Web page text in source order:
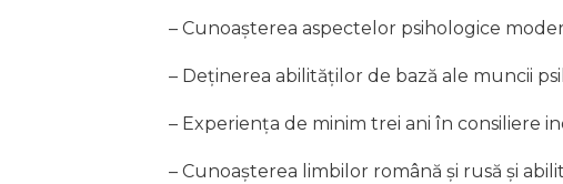
– Cunoașterea aspectelor psihologice
– Deținerea abilităților de bază ale muncii
– Experiența de minim trei ani în consiliere
– Cunoașterea limbilor română și rusă și